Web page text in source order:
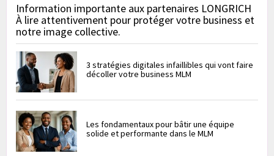
Information importante aux partenaires LONGRICH
À lire attentivement pour protéger votre business et
notre image collective.
3 stratégies digitales infaillibles qui vont faire
décoller votre business MLM
Les fondamentaux pour bâtir une équipe
solide et performante dans le MLM